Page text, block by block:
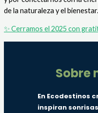
de la naturaleza y el bienestar.
✨ Cerramos el 2025 con
Sobre
En Ecodestinos
inspiran